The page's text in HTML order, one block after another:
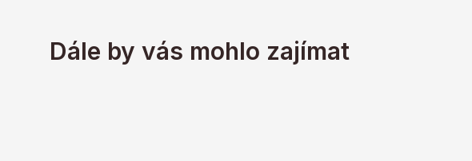
Dále by vás mohlo zajímat